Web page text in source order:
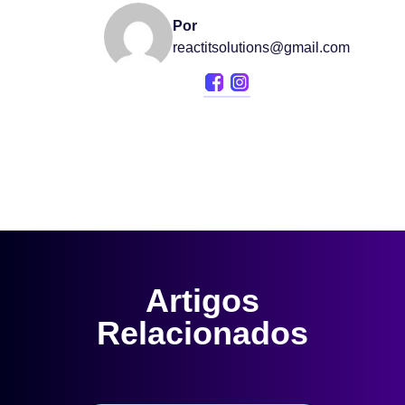
Por
reactitsolutions@gmail.com
Artigos
Relacionados